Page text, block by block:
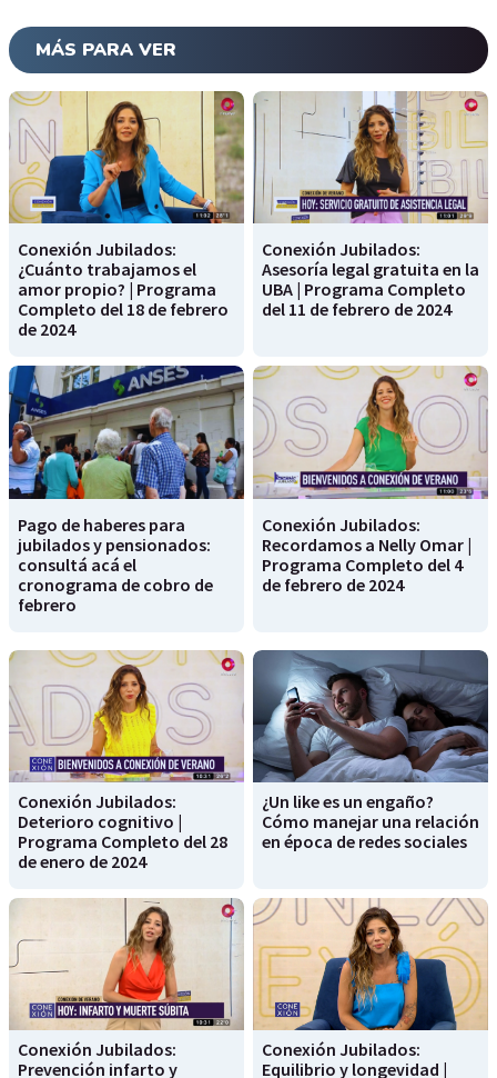
MÁS PARA VER
Conexión Jubilados:
¿Cuánto trabajamos el
amor propio? | Programa
Completo del 18 de febrero
de 2024
Conexión Jubilados:
Asesoría legal gratuita en la
UBA | Programa Completo
del 11 de febrero de 2024
Pago de haberes para
jubilados y pensionados:
consultá acá el
cronograma de cobro de
febrero
Conexión Jubilados:
Recordamos a Nelly Omar |
Programa Completo del 4
de febrero de 2024
Conexión Jubilados:
Deterioro cognitivo |
Programa Completo del 28
de enero de 2024
¿Un like es un engaño?
Cómo manejar una relación
en época de redes sociales
Conexión Jubilados:
Prevención infarto y
Conexión Jubilados:
Equilibrio y longevidad |